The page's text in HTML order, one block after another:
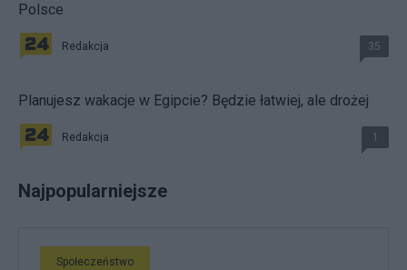
Polsce
Redakcja 35
Planujesz wakacje w Egipcie? Będzie łatwiej, ale drożej
Redakcja 1
Najpopularniejsze
Społeczeństwo